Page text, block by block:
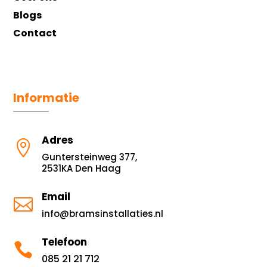
Blogs
Contact
Informatie
 Adres
Guntersteinweg 377,
2531KA Den Haag
 Email
info@bramsinstallaties.nl
 Telefoon
085 21 21 712